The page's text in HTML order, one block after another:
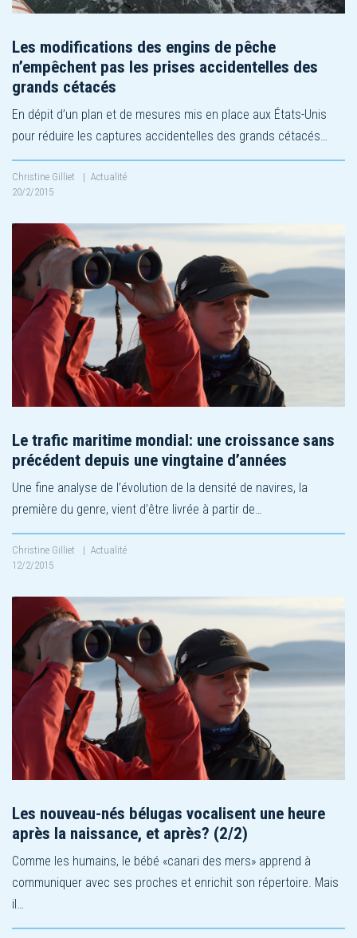
Les modifications des engins de pêche
n’empêchent pas les prises accidentelles des
grands cétacés
En dépit d’un plan et de mesures mis en place aux États-Unis
pour réduire les captures accidentelles des grands cétacés…
Christine Gilliet | Actualité
20/2/2015
Le trafic maritime mondial: une croissance sans
précédent depuis une vingtaine d’années
Une fine analyse de l’évolution de la densité de navires, la
première du genre, vient d’être livrée à partir de…
Christine Gilliet | Actualité
12/2/2015
Les nouveau-nés bélugas vocalisent une heure
après la naissance, et après? (2/2)
Comme les humains, le bébé «canari des mers» apprend à
communiquer avec ses proches et enrichit son répertoire. Mais
il…